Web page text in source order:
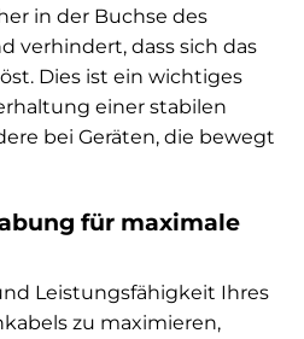
in der Buchse des
verhindert, dass sich das
Dies ist ein wichtiges
einer stabilen
bei Geräten, die bewegt
für maximale
Leistungsfähigkeit Ihres
zu maximieren,